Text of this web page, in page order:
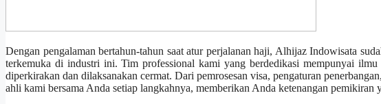
Dengan pengalaman bertahun-tahun saat atur perjalanan haji, Alhijaz Indowisata
terkemuka di industri ini. Tim professional kami yang berdedikasi mempunyai
diperkirakan dan dilaksanakan cermat. Dari pemrosesan visa, pengaturan
ahli kami bersama Anda setiap langkahnya, memberikan Anda ketenangan pemikiran